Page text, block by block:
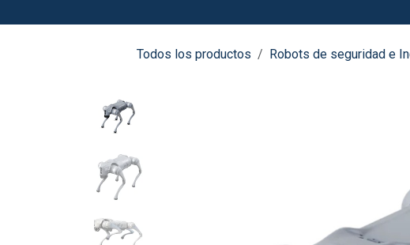
Todos los productos Robots de seguridad e